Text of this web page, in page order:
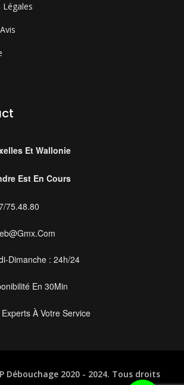
Et Wallonie
Est En Cours
75.48.80
Dimanche : 24h/24
En 30Min
Experts À Votre Service
Débouchage 2020 - 2024. Tous droits